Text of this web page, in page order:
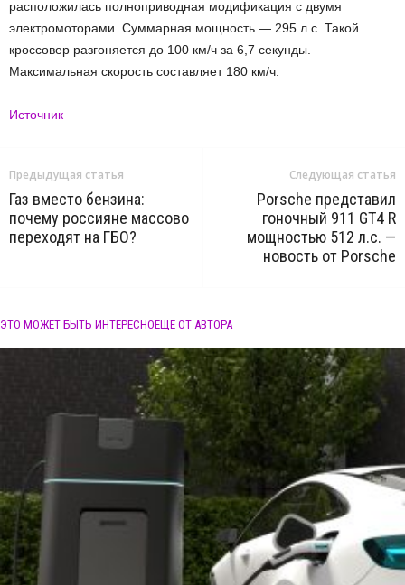
расположилась полноприводная модификация с двумя
электромоторами. Суммарная мощность — 295 л.с. Такой
кроссовер разгоняется до 100 км/ч за 6,7 секунды.
Максимальная скорость составляет 180 км/ч.
Источник
Предыдущая статья
Газ вместо бензина:
почему россияне массово
переходят на ГБО?
Следующая статья
Porsche представил
гоночный 911 GT4 R
мощностью 512 л.с. —
новость от Porsche
ЭТО МОЖЕТ БЫТЬ ИНТЕРЕСНОЕЩЕ ОТ АВТОРА